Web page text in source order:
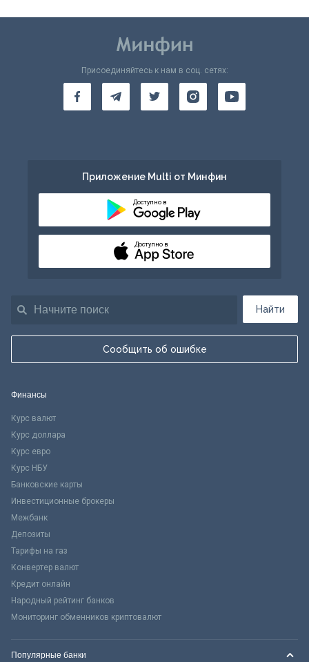
Найти
Сообщить об ошибке
Присоединяйтесь к нам в соц. сетях:
Приложение Multi от Минфин
Доступно в
Доступно в
Финансы
Курс валют
Курс доллара
Курс евро
Курс НБУ
Банковские карты
Инвестиционные брокеры
Межбанк
Депозиты
Тарифы на газ
Конвертер валют
Кредит онлайн
Народный рейтинг банков
Мониторинг обменников криптовалют
Популярные банки